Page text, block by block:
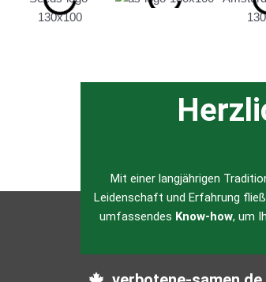
Mit einer langjährigen
Leidenschaft und Erfahrung
umfassendes Know-how, um